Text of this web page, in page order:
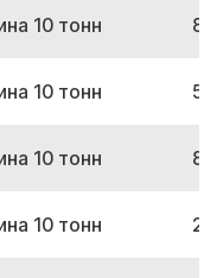
10 тонн
10 тонн
10 тонн
10 тонн